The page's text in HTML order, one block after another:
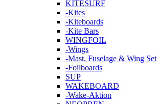
KITESURF
-Kites
-Kiteboards
-Kite Bars
WINGFOIL
-Wings
-Mast, Fuselage & Wing Set
-Foilboards
SUP
WAKEBOARD
-Wake-Aktion